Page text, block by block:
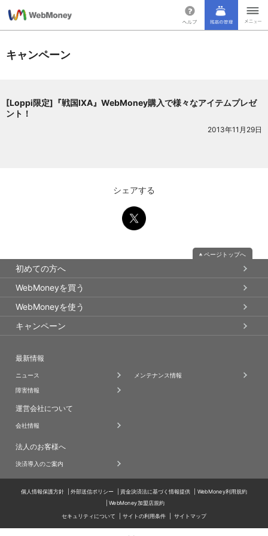
キャンペーン
[Loppi限定]『戦国IXA』WebMoney購入で様々なアイテムプレゼ
ント！
2013年11月29日
シェアする
ページトップへ
初めての方へ
WebMoneyを買う
WebMoneyを使う
キャンペーン
最新情報
ニュース メンテナンス情報
障害情報
運営会社について
会社情報
法人のお客様へ
決済導入のご案内
個人情報保護方針 外部送信ポリシー 資金決済法に基づく情報提供 WebMoney利用規約
WebMoney加盟店規約
セキュリティについて サイトの利用条件 サイトマップ